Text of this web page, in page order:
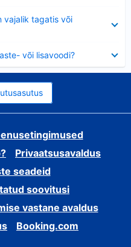
vajalik tagatis või
või lisavoodi?
Privaatsusavaldus
seadeid
soovitusi
vastane avaldus
Booking.com